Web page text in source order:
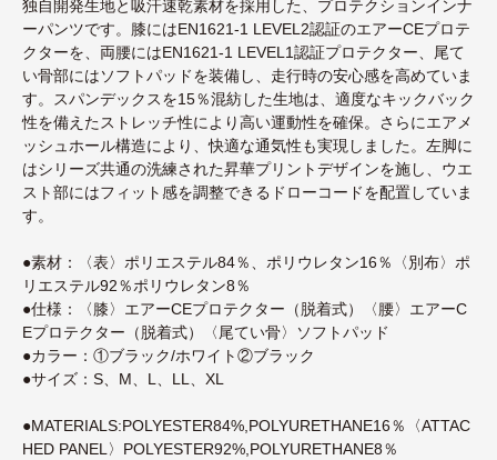
独自開発生地と吸汗速乾素材を採用した、プロテクションインナ
ーパンツです。膝にはEN1621-1 LEVEL2認証のエアーCEプロテ
クターを、両腰にはEN1621-1 LEVEL1認証プロテクター、尾て
い骨部にはソフトパッドを装備し、走行時の安心感を高めていま
す。スパンデックスを15％混紡した生地は、適度なキックバック
性を備えたストレッチ性により高い運動性を確保。さらにエアメ
ッシュホール構造により、快適な通気性も実現しました。左脚に
はシリーズ共通の洗練された昇華プリントデザインを施し、ウエ
スト部にはフィット感を調整できるドローコードを配置していま
す。
●素材：〈表〉ポリエステル84％、ポリウレタン16％〈別布〉ポ
リエステル92％ポリウレタン8％
●仕様：〈膝〉エアーCEプロテクター（脱着式）〈腰〉エアーC
Eプロテクター（脱着式）〈尾てい骨〉ソフトパッド
●カラー：①ブラック/ホワイト②ブラック
●サイズ：S、M、L、LL、XL
●MATERIALS:POLYESTER84%,POLYURETHANE16％〈ATTAC
HED PANEL〉POLYESTER92%,POLYURETHANE8％